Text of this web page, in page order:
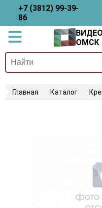
+7 (3812) 99-39-
86
ОМСК
Главная Каталог